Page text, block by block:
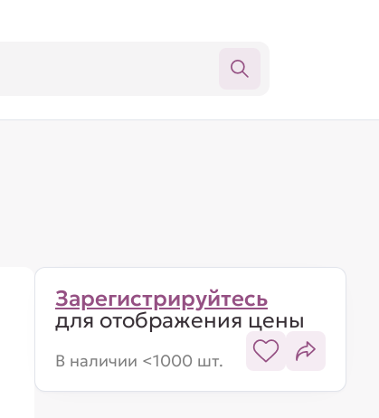
Зарегистрируйтесь
для отображения цены
В наличии <1000 шт.